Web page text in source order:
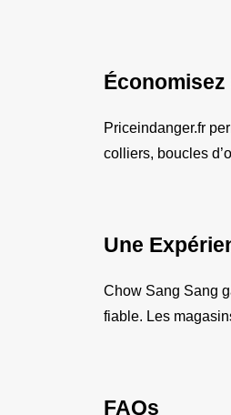
Priceindanger.fr
colliers, boucles
Une
Chow Sang Sang
fiable. Les
FAQs